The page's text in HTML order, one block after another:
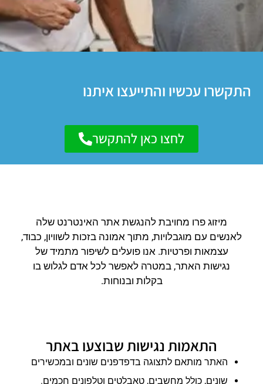
התקשרו עכשיו והתייעצו איתנו
לחצו כאן להתקשר
מיזוג פרו מחויבת להנגשת אתר האינטרנט שלה
לאנשים עם מוגבלויות, מתוך אמונה בזכות לשוויון, כבוד,
עצמאות ופרטיות. אנו פועלים לשיפור מתמיד של
נגישות האתר, במטרה לאפשר לכל אדם לגלוש בו
בקלות ובנוחות.
התאמות נגישות שבוצעו באתר
האתר מותאם לתצוגה בדפדפנים שונים ובמכשירים
שונים, כולל מחשבים, טאבלטים וטלפונים חכמים.